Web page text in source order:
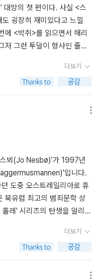
. 인종 차별은 무의미하다면
움이라면 달라진다. 책 중간
의 도화선이나 다름없는 동
별의 뿌리 깊은 근원을 떠올
본성을 테마로 하고 있기 때
게 살지 않는다는 사실이
없다는 사실이야. 우리가 만
이 그들의 힘으로 상쇄되고
역사적 사건을 두고 요 네스
은 사회를 고발하면서 연쇄
다. 앤드류, 투움바, 조셉 같
못한 채 혼란의 삶을 살아
다. 옆 나라의 만행으로 고
비단 우리네 것만은 아니었
이대는 해리는 30대의 풋풋
심을 잡고 있진 못한 듯 하
속에서 그는 노련하고 세상
였기 때문이다. 그 해리를 만
선하면서도 어딘가 모르게
떨어지는 편이다. 그를 주
다 읽고나서야 깨달았으
. 이 작품만큼은 해리라는 인
혼란이 없을 듯 하다.
원래 외국 소설이 다 그런
아다니다가, 혹시…… 혹
에 정말로 그 사람이 범인
보다 씁쓸함이 더 컸다.아무
음이 날 충격과 경악의 도
리즈 내내 나와 주기를 바
상실감이 내가 느낀 상실감
거다. 그 부분만 여러 번
거짓말이었지롱! 살아있었
큰 바람이었나보다.기적은
안고 조국으로 돌아가게 됐
장을 하게 되었다.아무래도
는, 그가 완벽하지 않아서
심해 하면서도 충고를 해주
랑스러워 하는 것이다.다음
전까지 해리와는 잠정적 이
대망의 첫 편이다. 사실 <스
굉장히 재미있다고 느낄
에 <박쥐>를 읽으면서 해리
저 그런 투덜이 형사인 줄만
보면서 <007 카지노 로얄>
기를 알게 되었을 때만큼이
해리 홀레보다 일곱 살이나
이가 아닌 오스트레일리아.
변에서 피사체로 발견되는
오면서 해리 홀레가 처음으
금이나 시니컬하고 음울한
사건을 해결하려고 머리를
찰들이 적극적으로 도와주
지 경찰 파트너 앤드류는 오
는 해리 옆에 꼭 붙어 다니
땅에 전해져 내려오는 수수
건은 미궁에 빠진다. 앤드
인 범인이 있다면 과연 누구
심심한 편이지만, 애버리
인상적이었다. 나는 애버
더보기
뵈(Jo Nesbø)'가 1997년
입니다.
도중 오스트레일리아로 휴
북유럽 최고의 범죄문학 상
레' 시리즈의 탄생을 알리게
기 위해 시드니에 도착합니
게 된 '해리 홀레'는 현지
이미 수사를 진행 중인 수사
성제 성분을 단서로 그녀
더보기